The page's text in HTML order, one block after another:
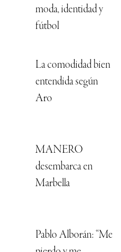
moda, identidad y
fútbol
La comodidad bien
entendida según
Aro
MANERO
desembarca en
Marbella
Pablo Alborán: “Me